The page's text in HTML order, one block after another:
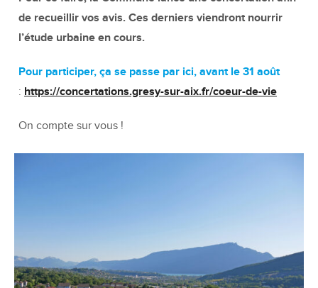
de recueillir vos avis. Ces derniers viendront nourrir
l’étude urbaine en cours.
Pour participer, ça se passe par ici, avant le 31 août
: https://concertations.gresy-sur-aix.fr/coeur-de-vie
On compte sur vous !